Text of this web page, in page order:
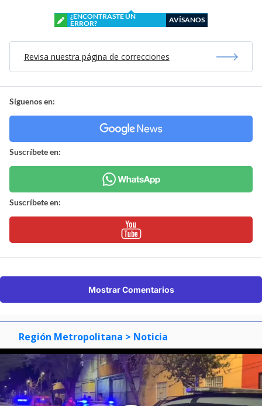
¿ENCONTRASTE UN
ERROR?
AVÍSANOS
Revisa nuestra página de correcciones
Síguenos en:
Suscríbete en:
Suscríbete en:
Mostrar Comentarios
Región Metropolitana > Noticia